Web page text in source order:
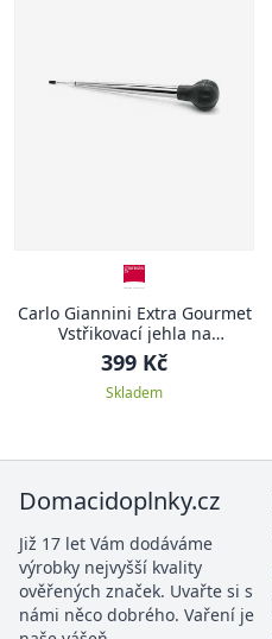
Carlo Giannini Extra Gourmet
Vstřikovací jehla na
marinování a pečení
399 Kč
Skladem
Domacidoplnky.cz
Již 17 let Vám dodáváme
výrobky nejvyšší kvality
ověřených značek. Uvařte si s
námi něco dobrého. Vaření je